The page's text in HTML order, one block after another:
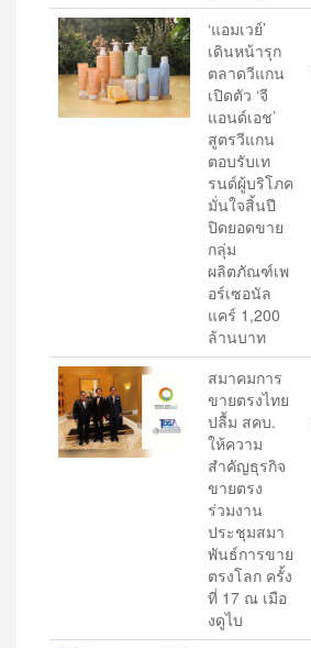
‘แอมเวย์’
เดินหน้ารุก
ตลาดวีแกน
เปิดตัว ‘จี
แอนด์เอช’
สูตรวีแกน
ตอบรับเท
รนด์ผู้บริโภค
มั่นใจสิ้นปี
ปิดยอดขาย
กลุ่ม
ผลิตภัณฑ์เพ
อร์เซอนัล
แคร์ 1,200
ล้านบาท
สมาคมการ
ขายตรงไทย
ปลื้ม สคบ.
ให้ความ
สำคัญธุรกิจ
ขายตรง
ร่วมงาน
ประชุมสมา
พันธ์การขาย
ตรงโลก ครั้ง
ที่ 17 ณ เมือ
งดูไบ